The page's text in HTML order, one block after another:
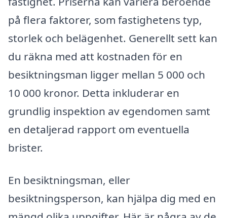
på flera faktorer, som fastighetens typ,
storlek och belägenhet. Generellt sett kan
du räkna med att kostnaden för en
besiktningsman ligger mellan 5 000 och
10 000 kronor. Detta inkluderar en
grundlig inspektion av egendomen samt
en detaljerad rapport om eventuella
brister.
En besiktningsman, eller
besiktningsperson, kan hjälpa dig med en